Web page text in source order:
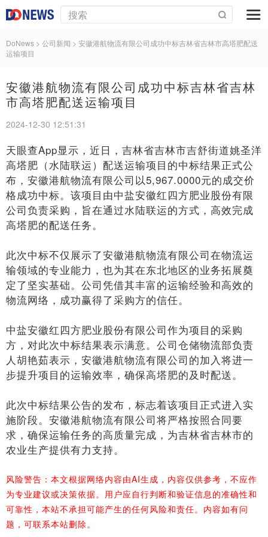
DoNews > 公司新闻 > 安徽港航物流有限公司成功中标吉林省吉林市高塔肥配送
运输项目
安徽港航物流有限公司成功中标吉林省吉林
市高塔肥配送运输项目
2024-12-30 12:51:31
天眼查App显示，近日，吉林省吉林市吉舒街道姚圣洋
高塔肥（水陆联运）配送运输项目的中标结果正式公
布，安徽港航物流有限公司以5,967.0000元的成交价
格成功中标。该项目由中盐安徽红四方肥业股份有限
公司负责采购，旨在通过水陆联运的方式，高效完成
高塔肥的配送任务。
此次中标不仅展示了安徽港航物流有限公司在物流运
输领域的专业能力，也为其在东北地区的业务拓展奠
定了坚实基础。公司凭借其丰富的运输经验和高效的
物流网络，成功赢得了采购方的信任。
中盐安徽红四方肥业股份有限公司作为项目的采购
方，对此次中标结果表示满意。公司仓储物流部负责
人胡艳茹表示，安徽港航物流有限公司的加入将进一
步提升项目的运输效率，确保高塔肥的及时配送。
此次中标结果公告的发布，标志着该项目正式进入实
施阶段。安徽港航物流有限公司将严格按照合同要
求，确保运输任务的高质量完成，为吉林省吉林市的
农业生产提供有力支持。
风险警告：本文根据网络内容由AI生成，内容仅供参考，不应作
为专业建议或决策依据。用户应自行判断和验证信息的准确性和
可靠性，本站不承担可能产生的任何风险和责任。内容如有问
题，可联系本站删除。